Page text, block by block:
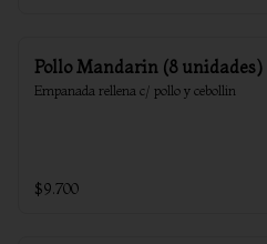
Pollo Mandarin (8 unidades)
Empanada rellena c/ pollo y cebollin
$9.700